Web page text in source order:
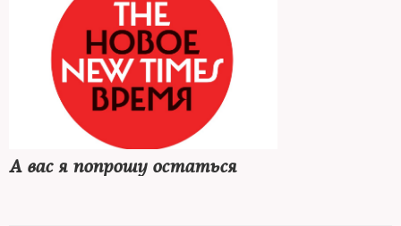
А вас я попрошу остаться